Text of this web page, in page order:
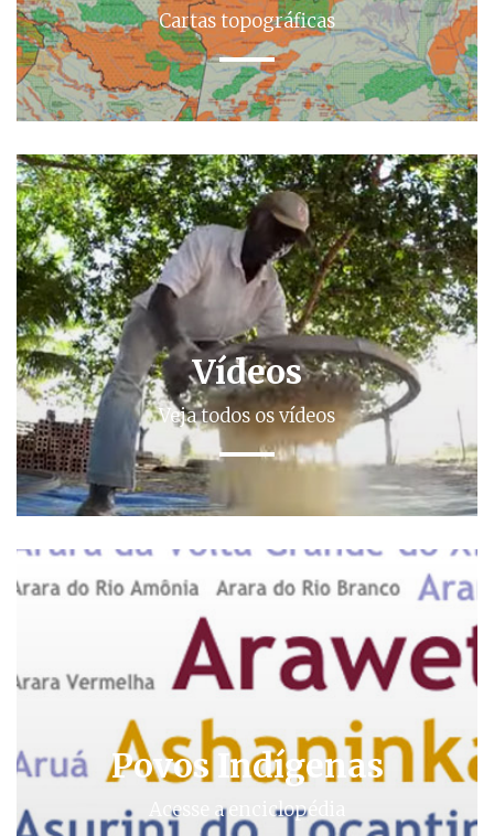
Cartas topográficas
Vídeos
Veja todos os vídeos
Povos Indígenas
Acesse a enciclopédia